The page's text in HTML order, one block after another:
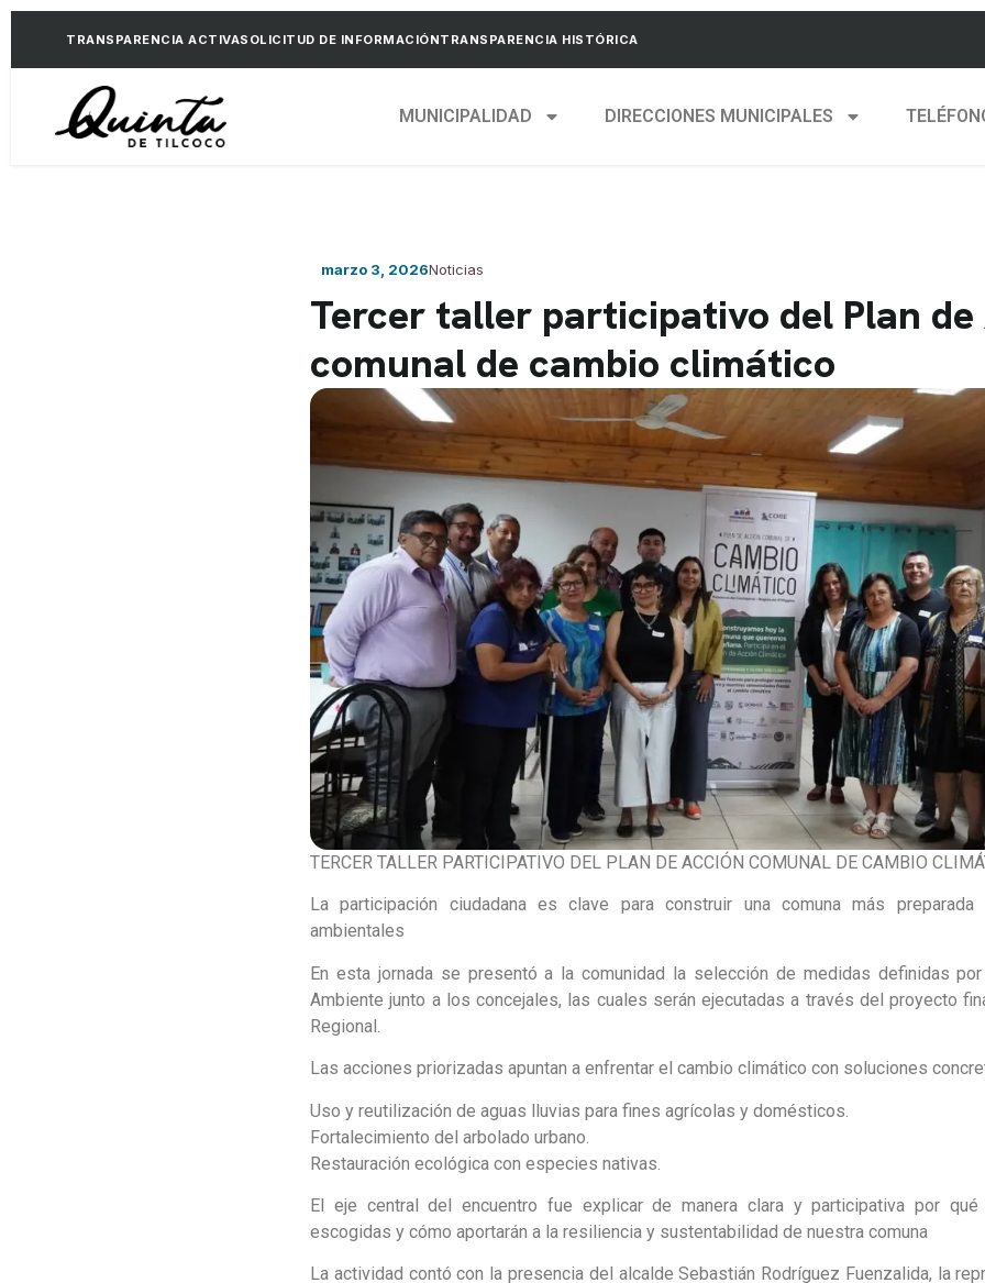
TRANSPARENCIA ACTIVASOLICITUD DE INFORMACIÓNTRANSPARENCIA HISTÓRICA
MUNICIPALIDAD DIRECCIONES MUNICIPALES
marzo 3, 2026Noticias
Tercer taller participativo del Plan de
comunal de cambio climático
TERCER TALLER PARTICIPATIVO DEL PLAN DE ACCIÓN COMUNAL DE CAMBIO
La participación ciudadana es clave para construir una comuna más
ambientales
En esta jornada se presentó a la comunidad la selección de medidas definidas
Ambiente junto a los concejales, las cuales serán ejecutadas a través del proyecto
Regional.
Las acciones priorizadas apuntan a enfrentar el cambio climático con soluciones
Uso y reutilización de aguas lluvias para fines agrícolas y domésticos.
Fortalecimiento del arbolado urbano.
Restauración ecológica con especies nativas.
El eje central del encuentro fue explicar de manera clara y participativa por
escogidas y cómo aportarán a la resiliencia y sustentabilidad de nuestra comuna
La actividad contó con la presencia del alcalde Sebastián Rodríguez Fuenzalida, la